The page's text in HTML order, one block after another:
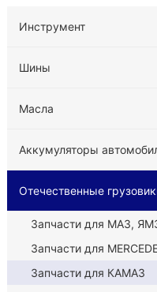
Инструмент
Шины
Масла
Аккумуляторы
Отечественные
Запчасти для МАЗ,
Запчасти для
Запчасти для КАМАЗ